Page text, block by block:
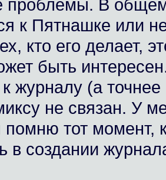
проблемы. В
к Пятнашке или
кто его делает,
быть
журналу (а точнее
не связан. У
тот момент,
в создании